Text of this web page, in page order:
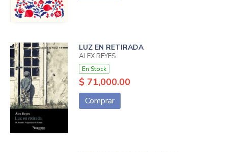
LUZ EN RETIRADA
ALEX REYES
En Stock
$ 71,000.00
Comprar